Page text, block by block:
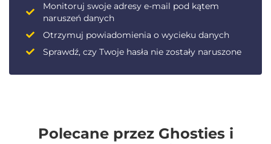
Monitoruj swoje adresy e-mail pod kątem
naruszeń danych
Otrzymuj powiadomienia o wycieku danych
Sprawdź, czy Twoje hasła nie zostały naruszone
Polecane przez Ghosties i